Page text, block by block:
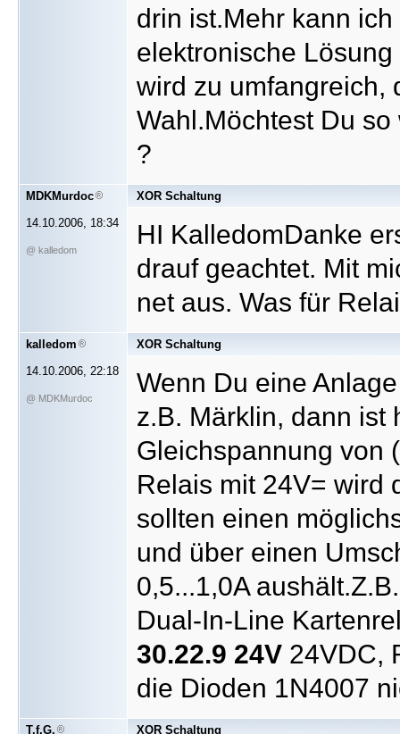
drin ist.Mehr kann
elektronische
wird zu umfangreich,
Wahl.Möchtest Du
?
MDKMurdoc
14.10.2006, 18:34
@ kalledom
XOR Schaltung
HI KalledomDanke
drauf geachtet. Mit
net aus. Was für
kalledom
14.10.2006, 22:18
@ MDKMurdoc
XOR Schaltung
Wenn Du eine
z.B. Märklin, dann ist
Gleichspannung von
Relais mit 24V= wird
sollten einen
und über einen
0,5...1,0A
Dual-In-Line
30.22.9 24V 24VDC,
die Dioden 1N4007
T.f.G.
XOR Schaltung